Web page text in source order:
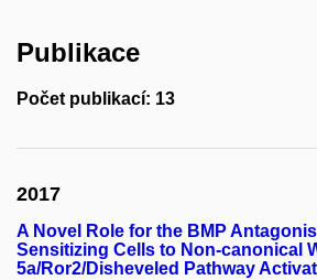
Publikace
Počet publikací: 13
2017
A Novel Role for the BMP
Sensitizing Cells to Non-canonical
5a/Ror2/Disheveled Pathway